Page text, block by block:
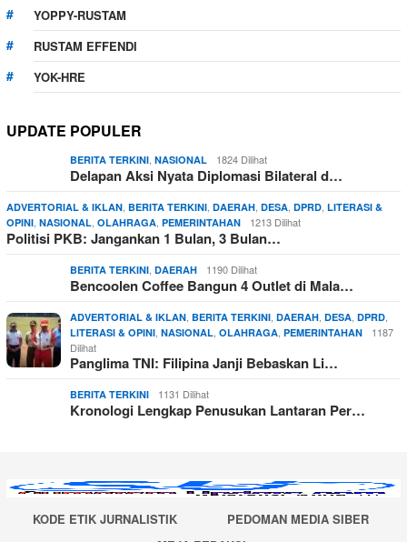
YOPPY-RUSTAM
RUSTAM EFFENDI
YOK-HRE
UPDATE POPULER
BERITA TERKINI, NASIONAL 1824 Dilihat
Delapan Aksi Nyata Diplomasi Bilateral d…
ADVERTORIAL & IKLAN, BERITA TERKINI, DAERAH, DESA, DPRD, LITERASI &
OPINI, NASIONAL, OLAHRAGA, PEMERINTAHAN 1213 Dilihat
Politisi PKB: Jangankan 1 Bulan, 3 Bulan…
BERITA TERKINI, DAERAH 1190 Dilihat
Bencoolen Coffee Bangun 4 Outlet di Mala…
ADVERTORIAL & IKLAN, BERITA TERKINI, DAERAH, DESA, DPRD,
LITERASI & OPINI, NASIONAL, OLAHRAGA, PEMERINTAHAN
1187
Dilihat
Panglima TNI: Filipina Janji Bebaskan Li…
BERITA TERKINI 1131 Dilihat
Kronologi Lengkap Penusukan Lantaran Per…
KODE ETIK JURNALISTIK
PEDOMAN MEDIA SIBER